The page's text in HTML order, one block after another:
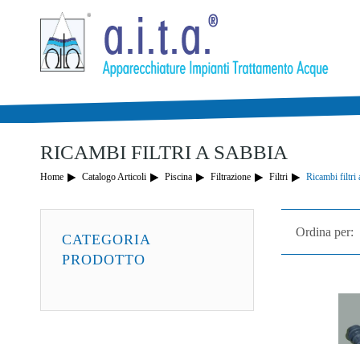
Totale:
0,00 €
RICAMBI FILTRI A SABBIA
Home Catalogo Articoli Piscina Filtrazione Filtri Ricambi filtri
CATEGORIA
PRODOTTO
Ordina per: